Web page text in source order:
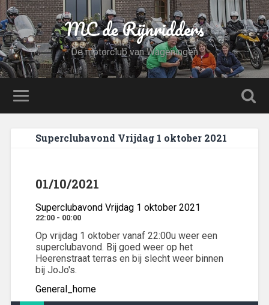
MC de Rijnridders
De motorclub van Wageningen
Superclubavond Vrijdag 1 oktober 2021
01/10/2021
Superclubavond Vrijdag 1 oktober 2021
22:00 - 00:00
Op vrijdag 1 oktober vanaf 22:00u weer een
superclubavond. Bij goed weer op het
Heerenstraat terras en bij slecht weer binnen
bij JoJo's.
General_home